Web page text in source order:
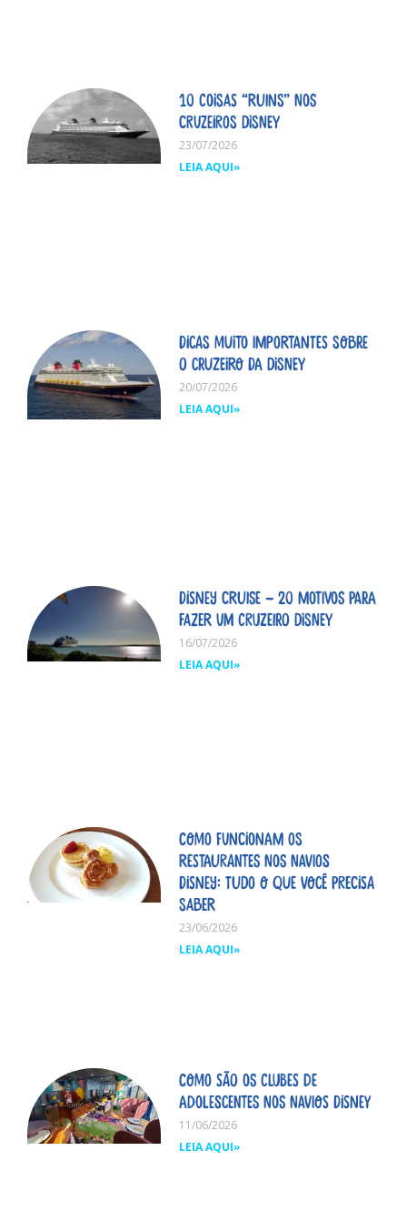
10 coisas “ruins” nos
cruzeiros Disney
23/07/2026
LEIA AQUI»
Dicas MUITO importantes sobre
o cruzeiro da Disney
20/07/2026
LEIA AQUI»
Disney Cruise – 20 motivos para
fazer um cruzeiro Disney
16/07/2026
LEIA AQUI»
Como funcionam os
restaurantes nos navios
Disney: tudo o que você precisa
saber
23/06/2026
LEIA AQUI»
Como são os clubes de
adolescentes nos navios Disney
11/06/2026
LEIA AQUI»